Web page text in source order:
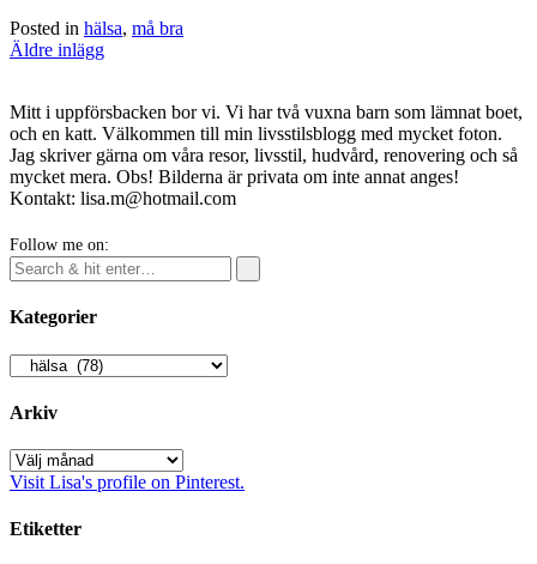
Posted in hälsa, må bra
Inläggsnavigering
Äldre inlägg
Mitt i uppförsbacken bor vi. Vi har två vuxna barn som lämnat boet,
och en katt. Välkommen till min livsstilsblogg med mycket foton.
Jag skriver gärna om våra resor, livsstil, hudvård, renovering och så
mycket mera. Obs! Bilderna är privata om inte annat anges!
Kontakt: lisa.m@hotmail.com
Follow me on:
Kategorier
Kategorier
Arkiv
Arkiv
Visit Lisa's profile on Pinterest.
Etiketter